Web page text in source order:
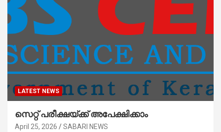
LATEST NEWS
സെറ്റ് പരീക്ഷയ്ക്ക് അപേക്ഷിക്കാം
April 25, 2026 SABARI NEWS